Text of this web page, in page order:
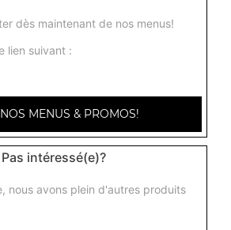
1.50€
cl
dès maintenant de nos menus!
lien suivant :
MENUS & PROMOS!
Pas intéressé(e)?
nous avons plein d'autres produits